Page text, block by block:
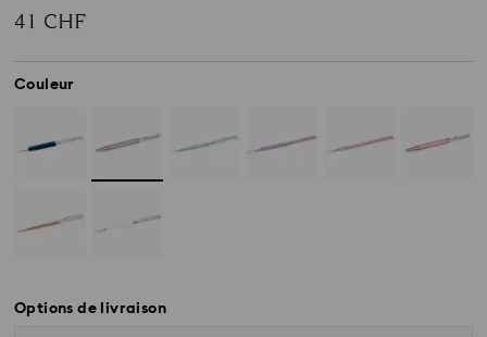
41 CHF
Couleur
Options de livraison